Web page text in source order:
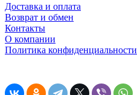
Доставка и оплата
Возврат и обмен
Контакты
О компании
Политика конфиденциальности